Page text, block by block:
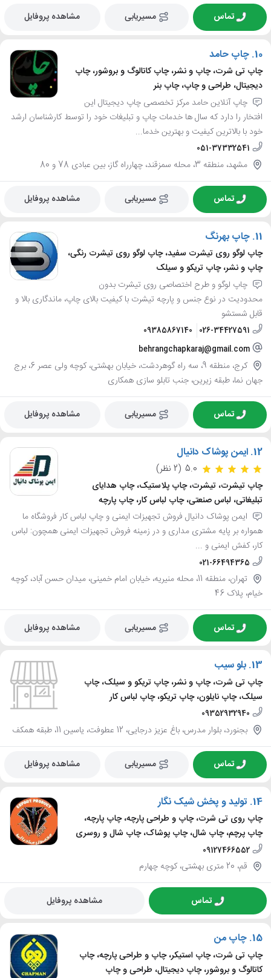
تماس مسیریابی مشاهده پروفایل
10. چاپ حامد
چاپ تی شرت، چاپ و نشر، چاپ کاتالوگ و بروشور، چاپ
دیجیتال، طراحی و چاپ، چاپ بنر
چاپ آنلاین حامد مرکز تخصصی چاپ دیجیتال این
افتخار را دارد که سال ها خدمات چاپ و تبلیغات خود را توسط کارشناسان ارشد
خود با بالاترین کیفیت و بهترین خدما...
051-37332541
مشهد، منطقه 3، محله سمزقند، چهارراه گاز، بین عبادی 78 و 80
تماس مسیریابی مشاهده پروفایل
11. چاپ بهرنگ
چاپ لوگو روی تیشرت سفید، چاپ لوگو روی تیشرت رنگی،
چاپ و نشر، چاپ تریکو و سیلک
چاپ لوگو و طرح اختصاصی روی تیشرت بدون
محدودیت در نوع جنس و پارچه تیشرت با کیفیت بالای چاپ، ماندگاری بالا و
قابل شستشو
026-34427591
09385867140
behrangchapkaraj@gmail.com
کرج، منطقه 9، سه راه گوهردشت، خیابان بهشتی، کوچه ولی عصر 6، برج
جهان نما، طبقه زیرین، جنب تابلو سازی همکاری
تماس مسیریابی مشاهده پروفایل
12. ایمن پوشاک دانیال
5.0 (2 نظر)
چاپ تیشرت، تیشرت، چاپ پلاستیک، چاپ هدایای
تبلیغاتی، لباس صنعتی، چاپ لباس کار، چاپ پارچه
ایمن پوشاک دانیال فروش تجهیزات ایمنی و چاپ لباس کار فروشگاه ما
همواره بر پایه مشتری مداری و در زمینه فروش تجهیزات ایمنی همچون: لباس
کار، کفش ایمنی و ...
021-66494365
تهران، منطقه 11، محله منیریه، خیابان امام خمینی، میدان حسن آباد، کوچه
خیام، پلاک 46
تماس مسیریابی مشاهده پروفایل
13. بلو سیب
چاپ تی شرت، چاپ و نشر، چاپ تریکو و سیلک، چاپ
سیلک، چاپ نایلون، چاپ تریکو، چاپ لباس کار
09352932940
بجنورد، بلوار مدرس، باغ عزیز درجایی، 12 عطوفت، یاسین 11، طبقه همکف
تماس مسیریابی مشاهده پروفایل
14. تولید و پخش شیک نگار
چاپ روی تی شرت، چاپ و طراحی پارچه، چاپ پارچه،
چاپ پرچم، چاپ شال، چاپ پوشاک، چاپ شال و روسری
09127466552
قم، 20 متری بهشتی، کوچه چهارم
تماس مشاهده پروفایل
15. چاپ من
چاپ تی شرت، چاپ استیکر، چاپ و طراحی پارچه، چاپ
کاتالوگ و بروشور، چاپ دیجیتال، طراحی و چاپ